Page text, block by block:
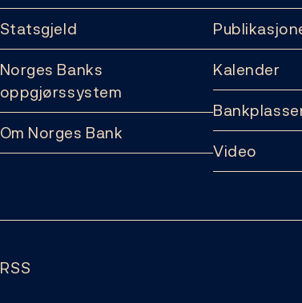
Statsgjeld
Norges Banks
oppgjørssystem
Om Norges Bank
Kalender
Video
RSS